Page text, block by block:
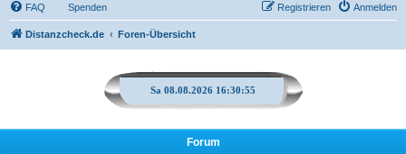
FAQ Spenden Anmelden
Registrieren
Distanzcheck.de Foren-Übersicht
Sa 08.08.2026 16:30:55
Forum